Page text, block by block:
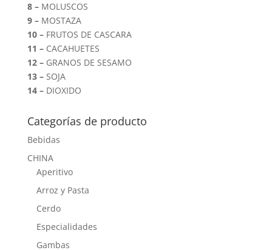
8 –MOLUSCOS
9 –MOSTAZA
10 –FRUTOS DE CASCARA
11 –CACAHUETES
12 –GRANOS DE SESAMO
13 –SOJA
14 –DIOXIDO
Categorías de producto
Bebidas
CHINA
Aperitivo
Arroz y Pasta
Cerdo
Especialidades
Gambas